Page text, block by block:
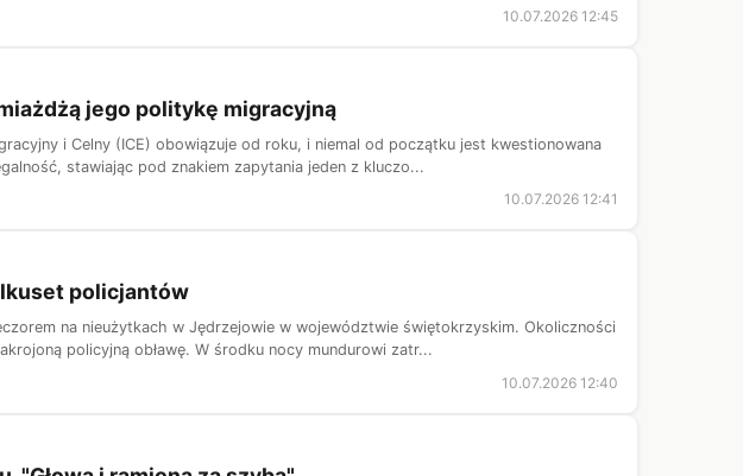
10.07.2026 12:45
jego politykę migracyjną
i Celny (ICE) obowiązuje od roku, i niemal od początku jest kwestionowana
stawiając pod znakiem zapytania jeden z kluczo...
10.07.2026 12:41
policjantów
na nieużytkach w Jędrzejowie w województwie świętokrzyskim. Okoliczności
policyjną obławę. W środku nocy mundurowi zatr...
10.07.2026 12:40